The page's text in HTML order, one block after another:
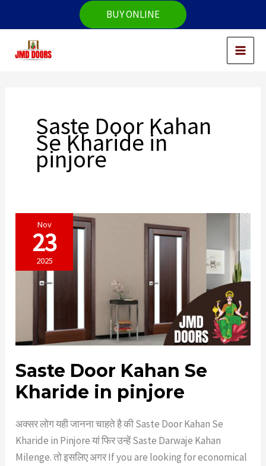
content
BUY ONLINE
Saste Door Kahan
Se Kharide in
pinjore
Nov
23
2025
Saste Door Kahan Se
Kharide in pinjore
अक्सर लोग यही जानना चाहते है की Saste Door Kahan Se
Kharide in Pinjore यां फिर उन्हें Saste Darwaje Kahan
Milenge. तो इसलिए अगर If you are looking for economical